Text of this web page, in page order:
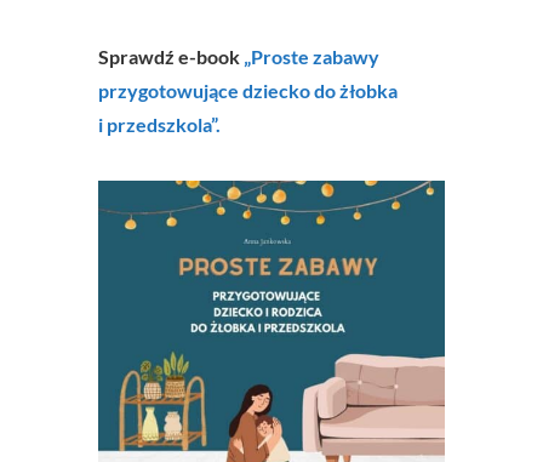
Sprawdź e-book„Proste zabawy
przygotowujące dziecko do żłobka
i przedszkola”.